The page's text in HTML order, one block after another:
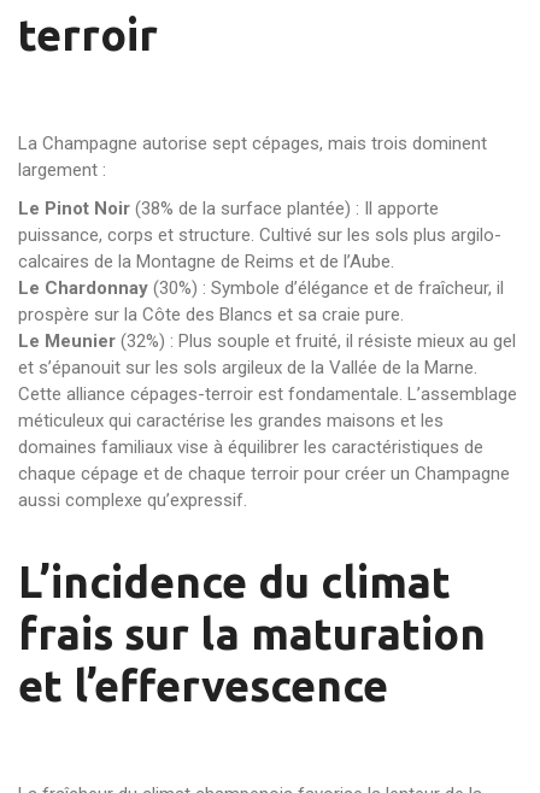
terroir
La Champagne autorise sept cépages, mais trois dominent
largement :
Le Pinot Noir (38% de la surface plantée) : Il apporte
puissance, corps et structure. Cultivé sur les sols plus argilo-
calcaires de la Montagne de Reims et de l’Aube.
Le Chardonnay (30%) : Symbole d’élégance et de fraîcheur, il
prospère sur la Côte des Blancs et sa craie pure.
Le Meunier (32%) : Plus souple et fruité, il résiste mieux au gel
et s’épanouit sur les sols argileux de la Vallée de la Marne.
Cette alliance cépages-terroir est fondamentale. L’assemblage
méticuleux qui caractérise les grandes maisons et les
domaines familiaux vise à équilibrer les caractéristiques de
chaque cépage et de chaque terroir pour créer un Champagne
aussi complexe qu’expressif.
L’incidence du climat
frais sur la maturation
et l’effervescence